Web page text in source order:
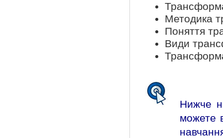
Методика
Поняття
Види
Нижче
можете